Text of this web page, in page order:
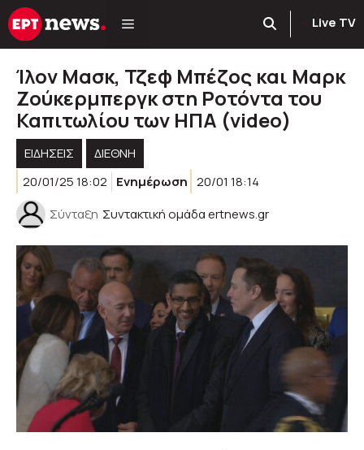
Μετάβαση
σε
Live TV
Ίλον Μασκ, Τζεφ Μπέζος και Μαρκ
Ζούκερμπεργκ στη Ροτόντα του
Καπιτωλίου των ΗΠΑ (video)
ΕΙΔΗΣΕΙΣ
ΔΙΕΘΝΗ
20/01/25 18:02
Ενημέρωση 20/01 18:14
Σύνταξη Συντακτική ομάδα ertnews.gr